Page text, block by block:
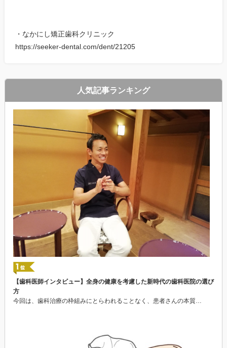
・なかにし矯正歯科クリニック
https://seeker-dental.com/dent/21205
人気記事ランキング
【歯科医師インタビュー】全身の健康を考慮した新時代の歯科医院の選び
方
今回は、歯科治療の枠組みにとらわれることなく、患者さんの本質…